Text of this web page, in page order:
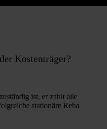
Kostenträger?
ist, er zahlt alle
stationäre Reha